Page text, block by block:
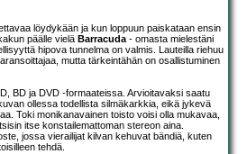
löydykään ja kun loppuun paiskataan ensin
päälle vielä Barracuda- omasta mielestäni
hipova tunnelma on valmis. Lauteilla riehuu
mutta tärkeintähän on osallistuminen
BD ja DVD -formaateissa. Arvioitavaksi saatu
ollessa todellista silmäkarkkia, eikä jykevä
Toki monikanavainen toisto voisi olla mukavaa,
itse konstailemattoman stereon aina.
jossa vierailijat kilvan kehuvat bändiä, kuten
tehdä.